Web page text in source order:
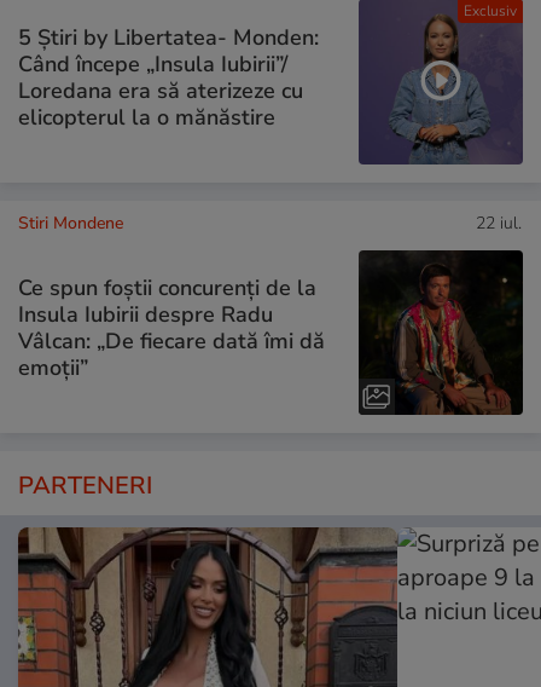
Exclusiv
5 Știri by Libertatea- Monden:
Când începe „Insula Iubirii”/
Loredana era să aterizeze cu
elicopterul la o mănăstire
Stiri Mondene 22 iul.
Ce spun foștii concurenți de la
Insula Iubirii despre Radu
Vâlcan: „De fiecare dată îmi dă
emoții”
PARTENERI